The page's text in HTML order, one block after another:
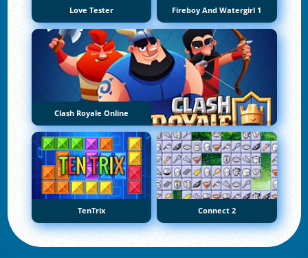
Love Tester Fireboy And Watergirl 1
Clash Royale Online
TenTrix Connect 2